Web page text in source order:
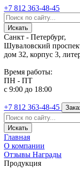
+7 812 363-48-45
Санкт - Петербург,
Шуваловский
дом 32, корпус 3,
Время работы:
ПН - ПТ
с 9:00 до 18:00
+7 812 363-48-45
Главная
О компании
Отзывы Награды
Продукция